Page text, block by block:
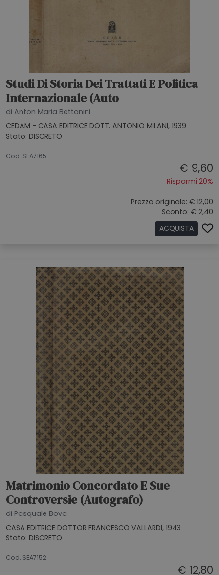
Studi Di Storia Dei Trattati E Politica
Internazionale (Auto
di Anton Maria Bettanini
CEDAM - CASA EDITRICE DOTT. ANTONIO MILANI, 1939
Stato: DISCRETO
Cod. SEA7165
€ 9,60
Risparmi 20%
Prezzo originale: € 12,00
Sconto: € 2,40
ACQUISTA
Matrimonio Concordato E Sue
Controversie (Autografo)
di Pasquale Bova
CASA EDITRICE DOTTOR FRANCESCO VALLARDI, 1943
Stato: DISCRETO
Cod. SEA7152
€ 12,80